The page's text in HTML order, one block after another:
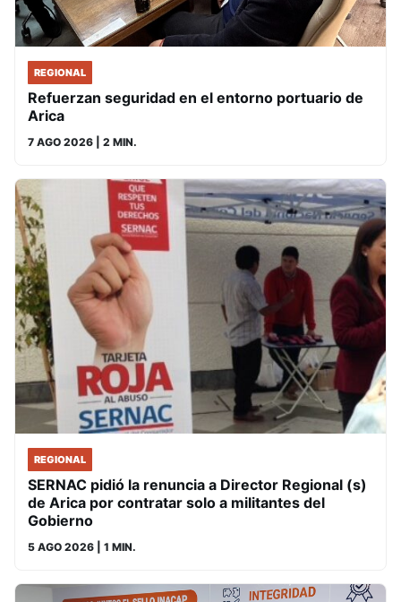
REGIONAL
Refuerzan seguridad en el entorno portuario de
Arica
7 AGO 2026 | 2 MIN.
REGIONAL
SERNAC pidió la renuncia a Director Regional (s)
de Arica por contratar solo a militantes del
Gobierno
5 AGO 2026 | 1 MIN.